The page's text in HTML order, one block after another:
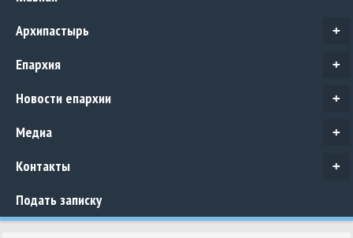
+
Архипастырь
+
Епархия
+
Новости епархии
+
Медиа
+
Контакты
Подать записку